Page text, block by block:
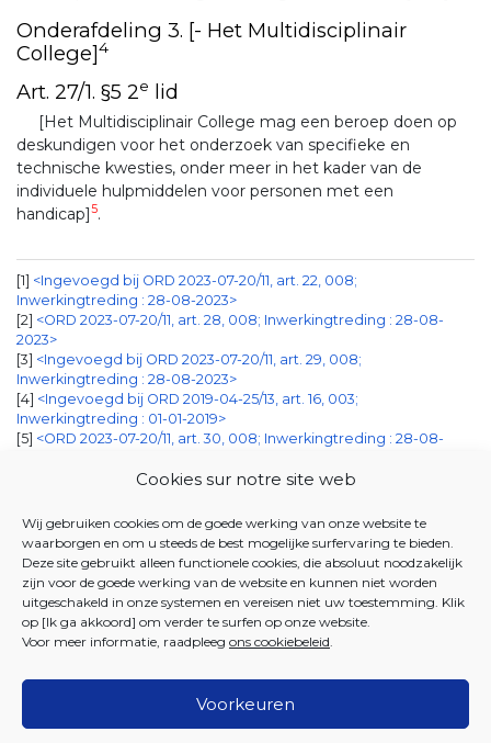
Cookies sur notre site web
Wij gebruiken cookies om de goede werking van onze website te
waarborgen en om u steeds de best mogelijke surfervaring te bieden.
Deze site gebruikt alleen functionele cookies, die absoluut noodzakelijk
zijn voor de goede werking van de website en kunnen niet worden
uitgeschakeld in onze systemen en vereisen niet uw toestemming. Klik
op [Ik ga akkoord] om verder te surfen op onze website.
Voor meer informatie, raadpleeg ons cookiebeleid.
Voorkeuren
Onderafdeling 3. [- Het Multidisciplinair
College]4
Art. 27/1. §5 2e lid
[Het Multidisciplinair College mag een beroep doen op
deskundigen voor het onderzoek van specifieke en
technische kwesties, onder meer in het kader van de
individuele hulpmiddelen voor personen met een
handicap]5.
1 <Ingevoegd bij ORD 2023-07-20/11, art. 22, 008;
Inwerkingtreding : 28-08-2023>
2 <ORD 2023-07-20/11, art. 28, 008; Inwerkingtreding : 28-08-
2023>
3 <Ingevoegd bij ORD 2023-07-20/11, art. 29, 008;
Inwerkingtreding : 28-08-2023>
4 <Ingevoegd bij ORD 2019-04-25/13, art. 16, 003;
Inwerkingtreding : 01-01-2019>
5 <ORD 2023-07-20/11, art. 30, 008; Inwerkingtreding : 28-08-
23 MAART 2017 - Ordonnantie houdende de oprichting
van de bicommunautaire Dienst voor Gezondheid,
Bijstand aan Personen en Gezinsbijslag